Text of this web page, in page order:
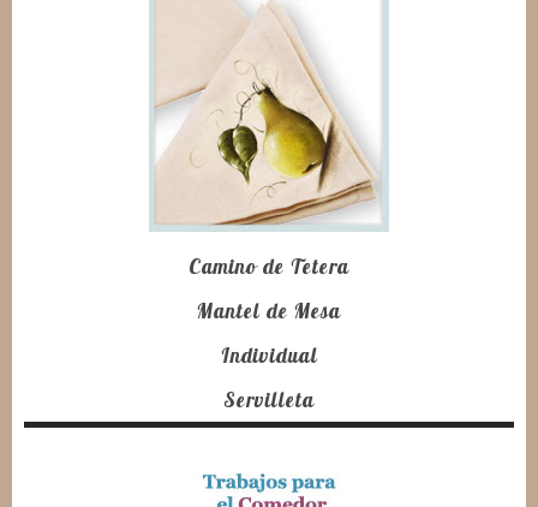
Camino de Tetera
Mantel de Mesa
Individual
Servilleta